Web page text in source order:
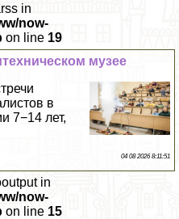
in
now-
on line 19
музее
в
7−14 лет,
04 08 2026 8:11:51
in
now-
on line 15